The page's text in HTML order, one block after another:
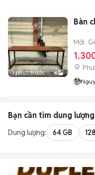
1 phút trước 6
Bàn
Mới
Bạn cần tìm dung lượng
Dung lượng: 64 GB